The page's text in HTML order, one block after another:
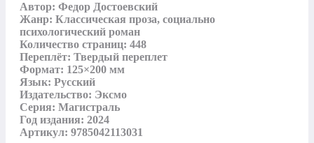
Автор: Федор Достоевский
Жанр: Классическая проза, социально
психологический роман
Количество страниц: 448
Переплёт: Твердый переплет
Формат: 125×200 мм
Язык: Русский
Издательство: Эксмо
Серия: Магистраль
Год издания: 2024
Артикул: 9785042113031